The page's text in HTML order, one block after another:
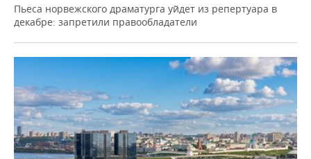
Пьеса норвежского драматурга уйдет из репертуара в
декабре: запретили правообладатели